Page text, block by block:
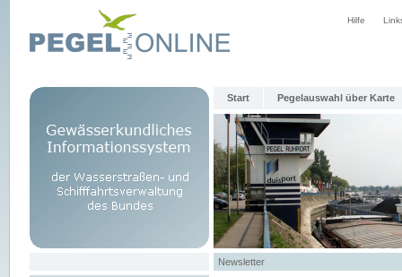
Hilfe
Start Pegelauswahl über Karte
Newsletter